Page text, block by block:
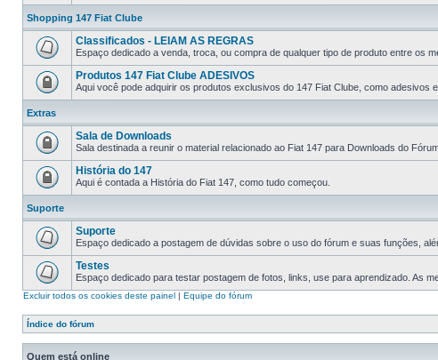
Shopping 147 Fiat Clube
Classificados - LEIAM AS REGRAS
Espaço dedicado a venda, troca, ou compra de qualquer tipo de produto entre os
Produtos 147 Fiat Clube ADESIVOS
Aqui você pode adquirir os produtos exclusivos do 147 Fiat Clube, como adesivos
Extras
Sala de Downloads
Sala destinada a reunir o material relacionado ao Fiat 147 para Downloads do
História do 147
Aqui é contada a História do Fiat 147, como tudo começou.
Suporte
Suporte
Espaço dedicado a postagem de dúvidas sobre o uso do fórum e suas funções,
Testes
Espaço dedicado para testar postagem de fotos, links, use para aprendizado. As
Excluir todos os cookies deste painel | Equipe do fórum
Índice do fórum
Quem está online